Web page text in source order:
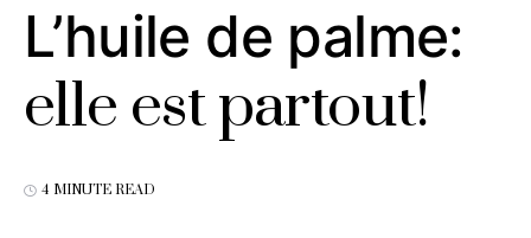
L’huile de palme:
elle est partout!
4 MINUTE READ